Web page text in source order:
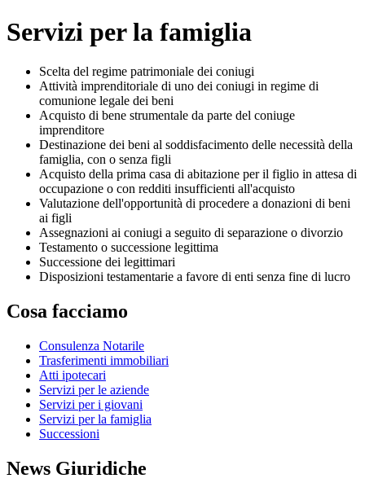
Servizi per la famiglia
Scelta del regime patrimoniale dei coniugi
Attività imprenditoriale di uno dei coniugi in regime di
comunione legale dei beni
Acquisto di bene strumentale da parte del coniuge
imprenditore
Destinazione dei beni al soddisfacimento delle necessità della
famiglia, con o senza figli
Acquisto della prima casa di abitazione per il figlio in attesa di
occupazione o con redditi insufficienti all'acquisto
Valutazione dell'opportunità di procedere a donazioni di beni
ai figli
Assegnazioni ai coniugi a seguito di separazione o divorzio
Testamento o successione legittima
Successione dei legittimari
Disposizioni testamentarie a favore di enti senza fine di lucro
Cosa facciamo
Consulenza Notarile
Trasferimenti immobiliari
Atti ipotecari
Servizi per le aziende
Servizi per i giovani
Servizi per la famiglia
Successioni
News Giuridiche